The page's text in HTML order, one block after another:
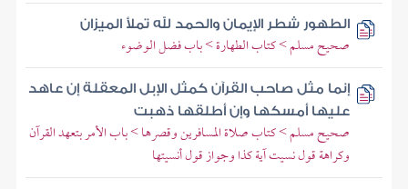
الطهور شطر الإيمان والحمد لله تملأ الميزان
صحيح مسلم > كتاب الطهارة > باب فضل الوضوء
إنما مثل صاحب القرآن كمثل الإبل المعقلة إن عاهد
عليها أمسكها وإن أطلقها ذهبت
صحيح مسلم > كتاب صلاة المسافرين وقصرها > باب الأمر بتعهد القرآن
وكراهة قول نسيت آية كذا وجواز قول أنسيتها